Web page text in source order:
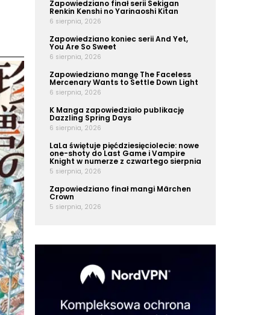
Zapowiedziano finał serii Sekigan
Renkin Kenshi no Yarinaoshi Kitan
6 sierpnia, 2026
Zapowiedziano koniec serii And Yet,
You Are So Sweet
6 sierpnia, 2026
Zapowiedziano mangę The Faceless
Mercenary Wants to Settle Down Light
6 sierpnia, 2026
K Manga zapowiedziało publikację
Dazzling Spring Days
6 sierpnia, 2026
LaLa świętuje pięćdziesięciolecie: nowe
one-shoty do Last Game i Vampire
Knight w numerze z czwartego sierpnia
5 sierpnia, 2026
Zapowiedziano finał mangi Märchen
Crown
5 sierpnia, 2026